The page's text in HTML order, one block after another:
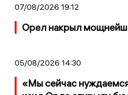
07/08/2026 19:12
Орел накрыл
05/08/2026 14:30
«Мы сейчас